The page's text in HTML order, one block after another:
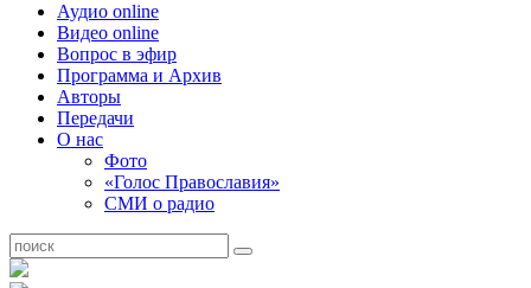
Аудио online
Видео online
Вопрос в эфир
Программа и Архив
Авторы
Передачи
О нас
Фото
«Голос Православия»
СМИ о радио